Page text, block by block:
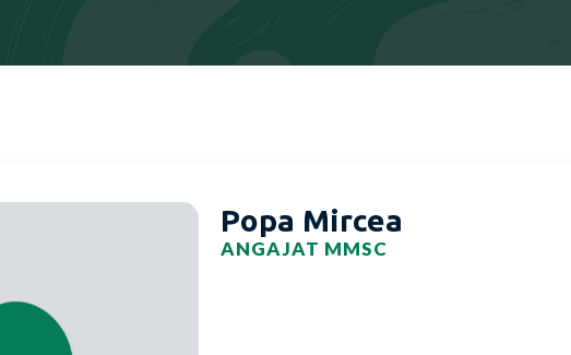
Popa Mircea
ANGAJAT MMSC